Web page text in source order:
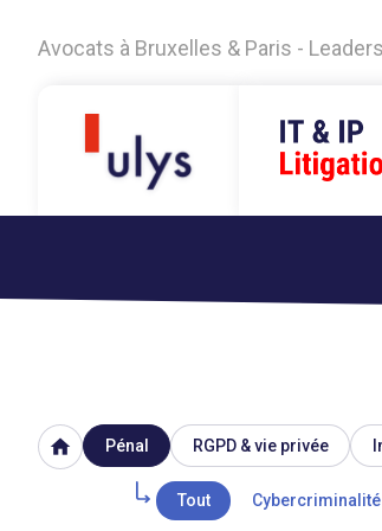
Avocats à Bruxelles & Paris -
home Pénal RGPD & vie privée
Tout Cybercriminalité